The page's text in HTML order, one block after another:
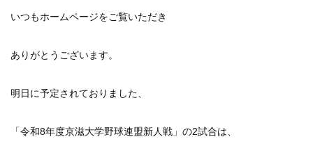
いつもホームページをご覧いただき
ありがとうございます。
明日に予定されておりました、
「令和8年度京滋大学野球連盟新人戦」の2試合は、